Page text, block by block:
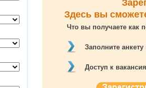
Здесь вы
Что вы получаете как
Заполните
Доступ к